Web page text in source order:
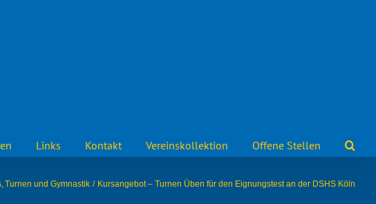
Links Kontakt Vereinskollektion Offene Stellen
Turnen und Gymnastik Kursangebot – Turnen Üben für den Eignungstest an der DSHS Köln